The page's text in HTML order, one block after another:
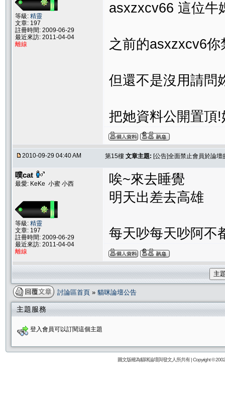
等級: 精靈
文章: 197
註冊時間: 2009-06-29
最近來訪: 2011-04-04
離線
asxzxcv66 這位牛
之前的asxzxcv6你
但還不是沒用請問
把她資料公開置頂
2010-09-29 04:40 AM 第15樓 文章主題: [公告]全面禁止會員於論
噗cat
最愛: KeKe 小蜜 小西
等級: 精靈
文章: 197
註冊時間: 2009-06-29
最近來訪: 2011-04-04
離線
唉~來去睡覺
明天出差去高雄
每天吵每天吵阿不
主
討論區首頁 » 貓咪論壇公告
主題服務
登入會員可以訂閱這個主題
圖文版權為貓咪論壇與發文人所共有 | Copyright ©